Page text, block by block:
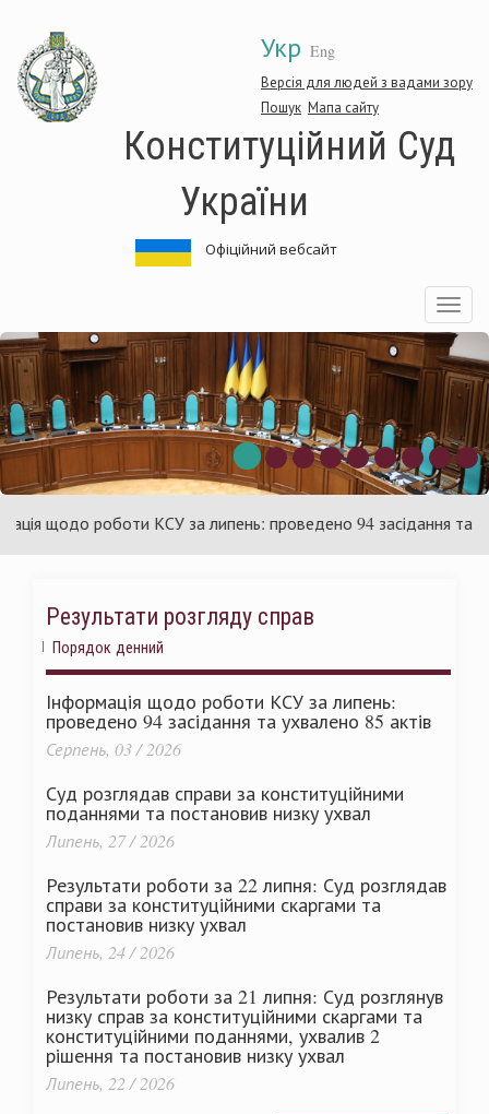
основного
матеріалу
Укр Eng
Версія для людей з вадами зору
Пошук Мапа сайту
Конституційний Суд
України
Офіційний вебсайт
Toggle
Суд
щодо роботи КСУ за липень: проведено 94 засідання та
Результати розгляду справ
Порядок денний
Інформація щодо роботи КСУ за липень:
проведено 94 засідання та ухвалено 85 актів
Серпень, 03 / 2026
Суд розглядав справи за конституційними
поданнями та постановив низку ухвал
Липень, 27 / 2026
Результати роботи за 22 липня: Суд розглядав
справи за конституційними скаргами та
постановив низку ухвал
Липень, 24 / 2026
Результати роботи за 21 липня: Суд розглянув
низку справ за конституційними скаргами та
конституційними поданнями, ухвалив 2
рішення та постановив низку ухвал
Липень, 22 / 2026